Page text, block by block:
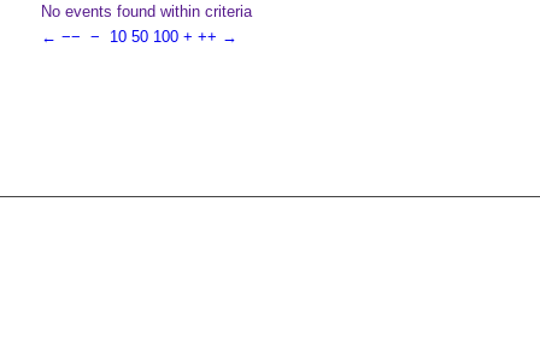
No events found within criteria
← −− − 10 50 100 + ++ →